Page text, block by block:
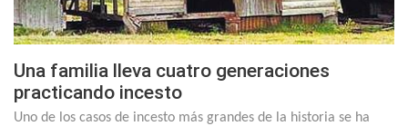
Una familia lleva cuatro generaciones
practicando incesto
Uno de los casos de incesto más grandes de la historia se ha